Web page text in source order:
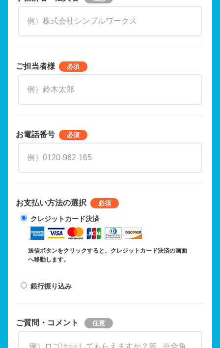
ご担当者様
お電話番号
お支払い方法の選択
クレジットカード決済
送信ボタンをクリックすると、クレジットカード決済の画面
へ移動します。
銀行振り込み
ご質問・コメント